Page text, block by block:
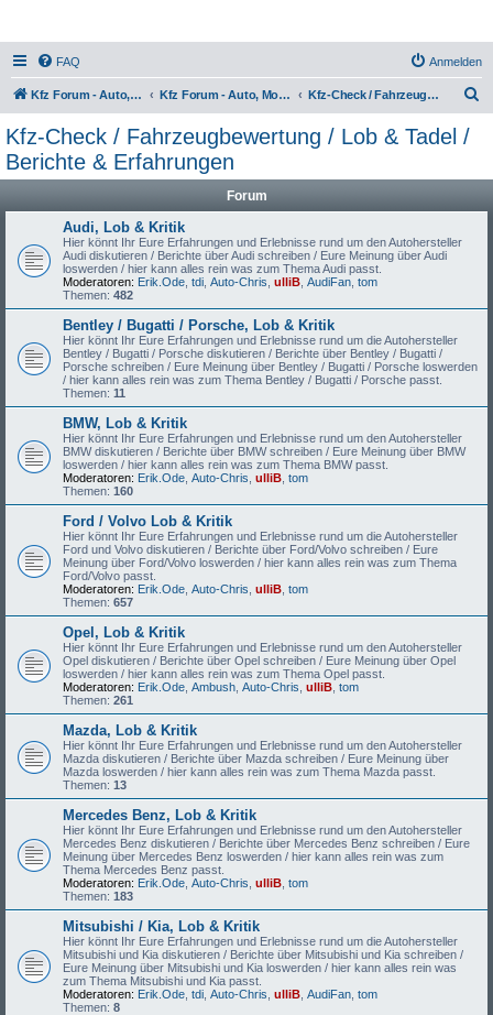
FAQ Anmelden
Kfz Forum - Auto, Motorrad und LKW Kfz Forum - Auto, Motorrad und LKW Kfz-Check / Fahrzeugbewertung / Lob & Tadel / Berichte & Erfahrungen
Kfz-Check / Fahrzeugbewertung / Lob & Tadel /
Berichte & Erfahrungen
Forum
Audi, Lob & Kritik
Hier könnt Ihr Eure Erfahrungen und Erlebnisse rund um den Autohersteller
Audi diskutieren / Berichte über Audi schreiben / Eure Meinung über Audi
loswerden / hier kann alles rein was zum Thema Audi passt.
Moderatoren: Erik.Ode tdi Auto-Chris ulliB AudiFan tom
Themen: 482
Bentley / Bugatti / Porsche, Lob & Kritik
Hier könnt Ihr Eure Erfahrungen und Erlebnisse rund um die Autohersteller
Bentley / Bugatti / Porsche diskutieren / Berichte über Bentley / Bugatti /
Porsche schreiben / Eure Meinung über Bentley / Bugatti / Porsche loswerden
/ hier kann alles rein was zum Thema Bentley / Bugatti / Porsche passt.
Themen: 11
BMW, Lob & Kritik
Hier könnt Ihr Eure Erfahrungen und Erlebnisse rund um den Autohersteller
BMW diskutieren / Berichte über BMW schreiben / Eure Meinung über BMW
loswerden / hier kann alles rein was zum Thema BMW passt.
Moderatoren: Erik.Ode Auto-Chris ulliB tom
Themen: 160
Ford / Volvo Lob & Kritik
Hier könnt Ihr Eure Erfahrungen und Erlebnisse rund um die Autohersteller
Ford und Volvo diskutieren / Berichte über Ford/Volvo schreiben / Eure
Meinung über Ford/Volvo loswerden / hier kann alles rein was zum Thema
Ford/Volvo passt.
Moderatoren: Erik.Ode Auto-Chris ulliB tom
Themen: 657
Opel, Lob & Kritik
Hier könnt Ihr Eure Erfahrungen und Erlebnisse rund um den Autohersteller
Opel diskutieren / Berichte über Opel schreiben / Eure Meinung über Opel
loswerden / hier kann alles rein was zum Thema Opel passt.
Moderatoren: Erik.Ode Ambush Auto-Chris ulliB tom
Themen: 261
Mazda, Lob & Kritik
Hier könnt Ihr Eure Erfahrungen und Erlebnisse rund um den Autohersteller
Mazda diskutieren / Berichte über Mazda schreiben / Eure Meinung über
Mazda loswerden / hier kann alles rein was zum Thema Mazda passt.
Themen: 13
Mercedes Benz, Lob & Kritik
Hier könnt Ihr Eure Erfahrungen und Erlebnisse rund um den Autohersteller
Mercedes Benz diskutieren / Berichte über Mercedes Benz schreiben / Eure
Meinung über Mercedes Benz loswerden / hier kann alles rein was zum
Thema Mercedes Benz passt.
Moderatoren: Erik.Ode Auto-Chris ulliB tom
Themen: 183
Mitsubishi / Kia, Lob & Kritik
Hier könnt Ihr Eure Erfahrungen und Erlebnisse rund um die Autohersteller
Mitsubishi und Kia diskutieren / Berichte über Mitsubishi und Kia schreiben /
Eure Meinung über Mitsubishi und Kia loswerden / hier kann alles rein was
zum Thema Mitsubishi und Kia passt.
Moderatoren: Erik.Ode tdi Auto-Chris ulliB AudiFan tom
Themen: 8